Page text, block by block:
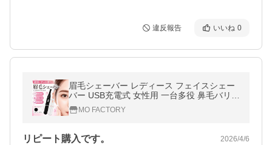
違反報告 いいね 0
眉毛シェーバー レディース フェイスシェー
バー USB充電式 女性用 一台多役 鼻毛バリカ
ン 高性能 電動シェーバー コードレス
MO FACTORY
リピート購入です。 2026/4/6